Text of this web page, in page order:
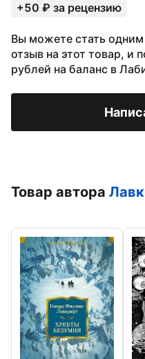
+50 ₽ за рецензию
Вы можете стать
отзыв на этот товар, и
рублей на баланс в
Товар автора